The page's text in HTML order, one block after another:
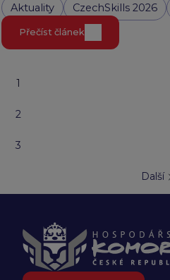
Aktuality
CzechSkills 2026
Přečíst článek
1
2
3
Další